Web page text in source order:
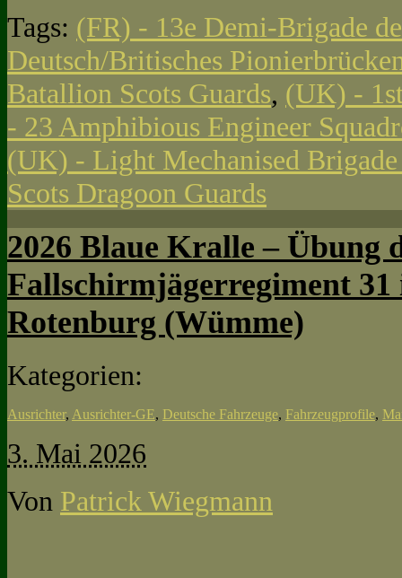
Tags: (FR) - 13e Demi-Brigade
Deutsch/Britisches
Batallion Scots Guards, (UK) -
- 23 Amphibious Engineer
(UK) - Light Mechanised Brigade
Scots Dragoon Guards
2026 Blaue Kralle – Übung
Fallschirmjägerregiment
Rotenburg (Wümme)
Kategorien:
Ausrichter, Ausrichter-GE, Deutsche Fahrzeuge, Fahrzeugprofile,
3. Mai 2026
Von Patrick Wiegmann